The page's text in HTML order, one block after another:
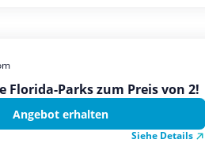
Florida-Parks zum Preis von 2!
Angebot erhalten
Siehe Details